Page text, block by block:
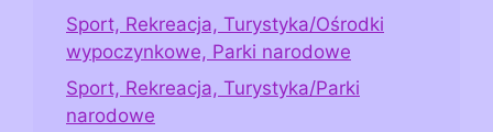
Sport, Rekreacja, Turystyka/Ośrodki
wypoczynkowe, Parki narodowe
Sport, Rekreacja, Turystyka/Parki
narodowe